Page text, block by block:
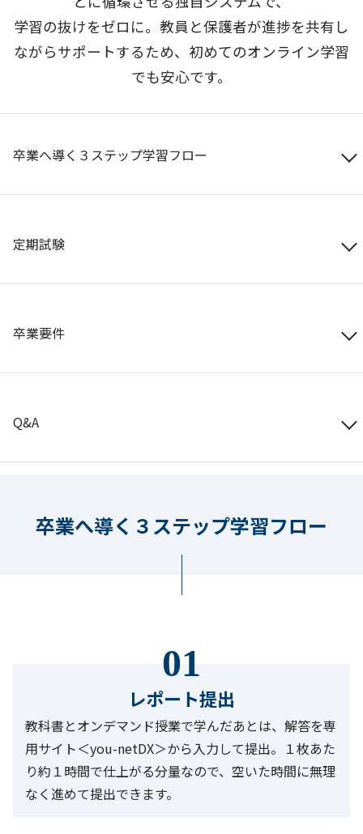
学習の抜けをゼロに。教員と保護者が進捗を共有し
ながらサポートするため、初めてのオンライン学習
でも安心です。
卒業へ導く３ステップ学習フロー
定期試験
卒業要件
Q&A
卒業へ導く３ステップ学習フロー
01
レポート提出
教科書とオンデマンド授業で学んだあとは、解答を専
用サイト＜you-netDX＞から入力して提出。１枚あた
り約１時間で仕上がる分量なので、空いた時間に無理
なく進めて提出できます。